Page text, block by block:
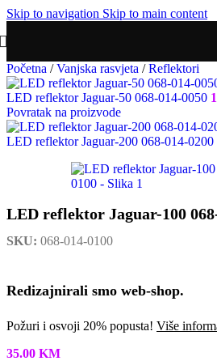
Skip to navigation Skip to main content
Početna / Vanjska rasvjeta / Reflektori
LED reflektor Jaguar-50 068-014-0050
Povratak na proizvode
LED reflektor Jaguar-200 068-014-0200
LED reflektor Jaguar-100
SKU: 068-014-0100
Redizajnirali smo web-shop.
Požuri i osvoji 20% popusta! Više
35.00 KM